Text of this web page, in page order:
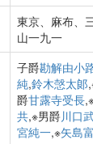
東京、麻布、
山一九一
子爵勘解由小
純,鈴木愨太郞
爵甘露寺受長
共,※男爵川口
宮純一,※矢島